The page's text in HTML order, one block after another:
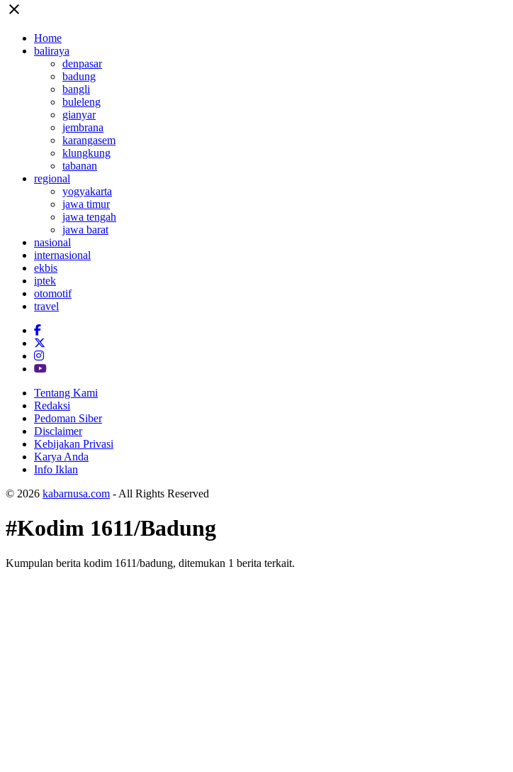
close
Home
baliraya
denpasar
badung
bangli
buleleng
gianyar
jembrana
karangasem
klungkung
tabanan
regional
yogyakarta
jawa timur
jawa tengah
jawa barat
nasional
internasional
ekbis
iptek
otomotif
travel
Tentang Kami
Redaksi
Pedoman Siber
Disclaimer
Kebijakan Privasi
Karya Anda
Info Iklan
© 2026 kabarnusa.com - All Rights Reserved
#Kodim 1611/Badung
Kumpulan berita kodim 1611/badung, ditemukan 1 berita terkait.